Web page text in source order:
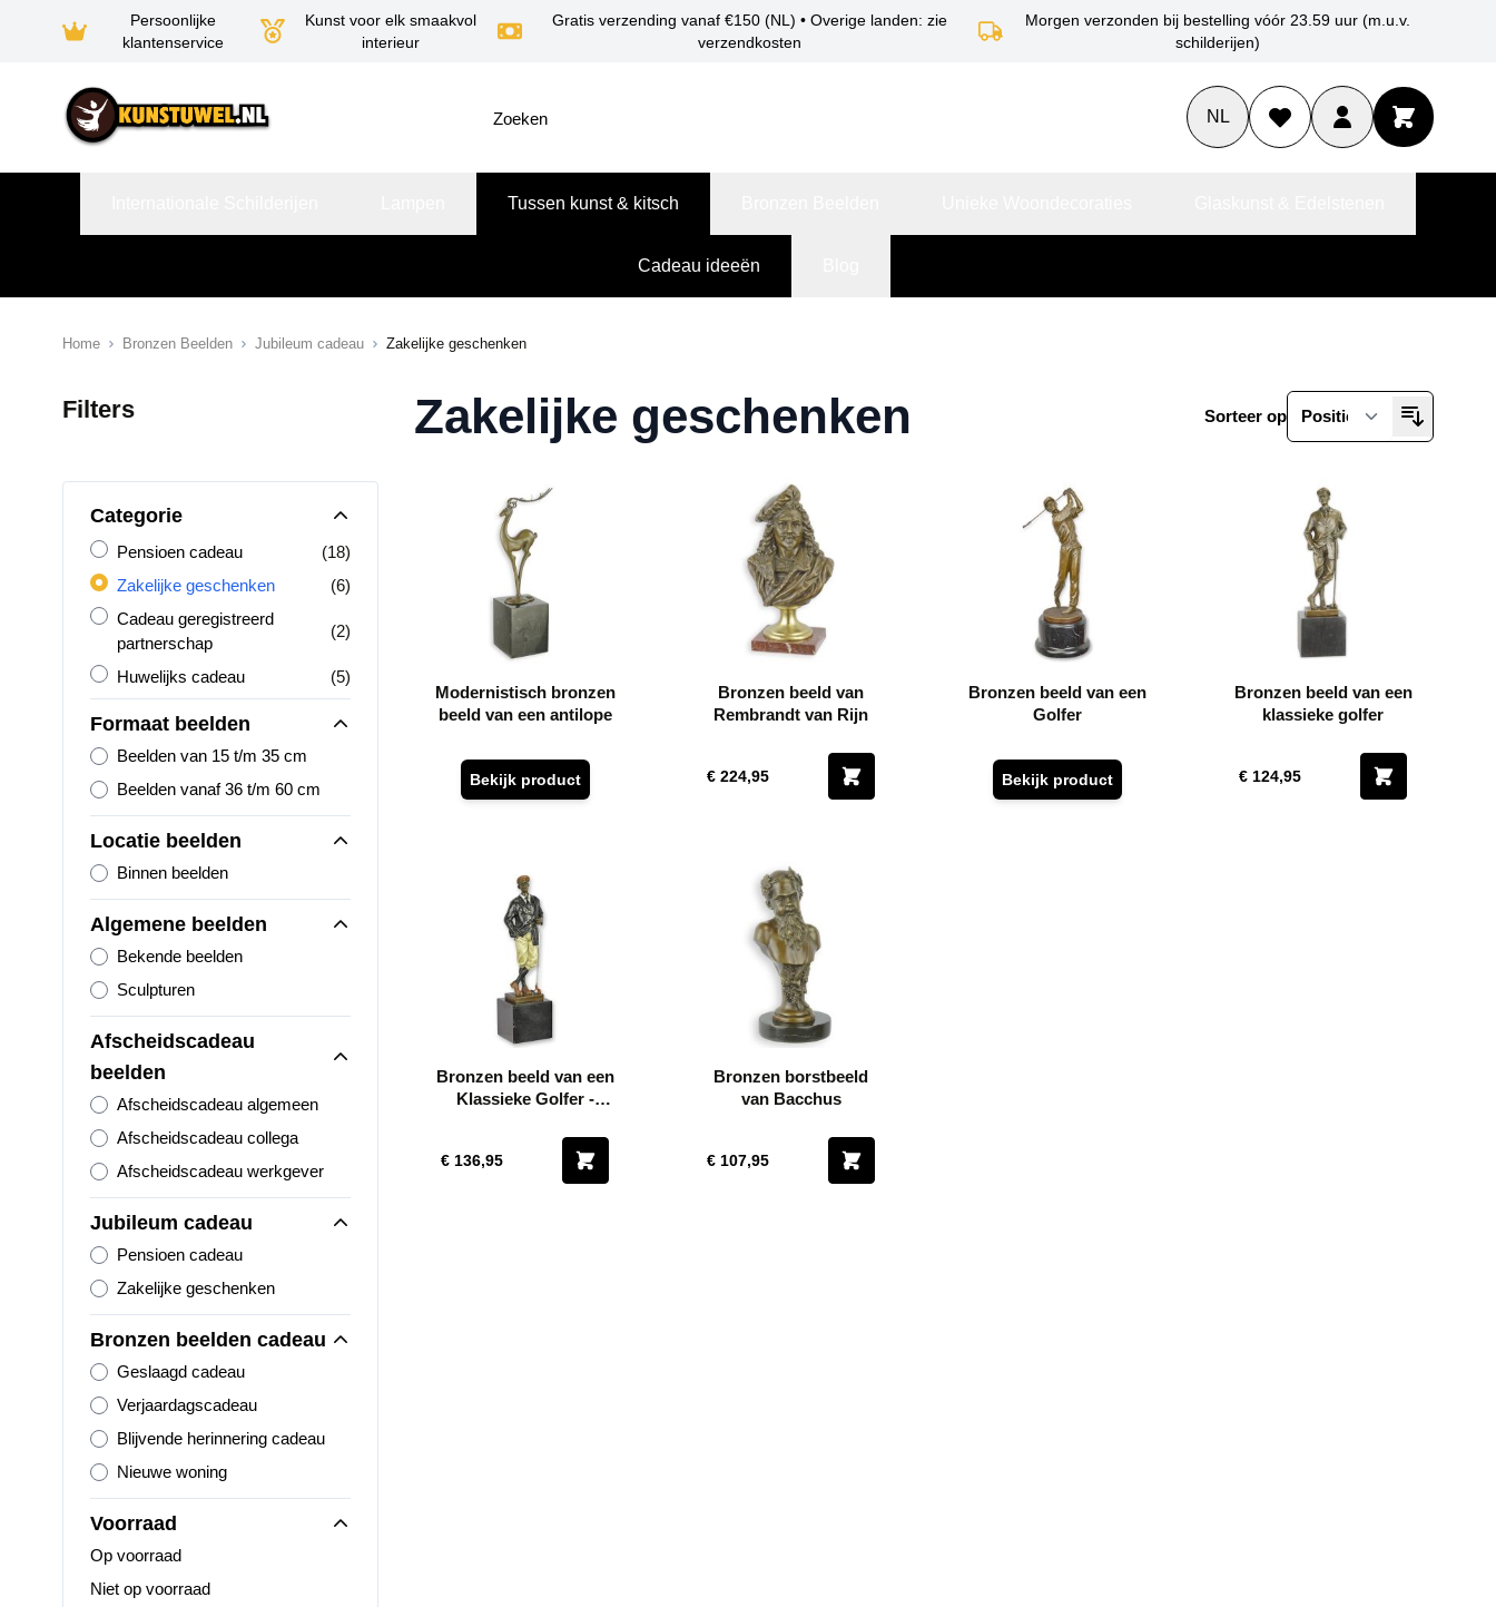
Persoonlijke
klantenservice
Kunst voor elk smaakvol
interieur
Gratis verzending vanaf €150 (NL) • Overige landen: zie
verzendkosten
Morgen verzonden bij bestelling vóór 23.59 uur (m.u.v.
schilderijen)
NL
Tussen kunst & kitsch
Cadeau ideeën
Home Bronzen Beelden Jubileum cadeau Zakelijke geschenken
Filters
Categorie
Pensioen cadeau
Pensioen cadeau (18)
Zakelijke geschenken
Zakelijke geschenken (6)
Cadeau geregistreerd partnerschap
Cadeau geregistreerd
partnerschap
(2)
Huwelijks cadeau
Huwelijks cadeau (5)
Formaat beelden
Beelden van 15 t/m 35 cm
Beelden vanaf 36 t/m 60 cm
Locatie beelden
Binnen beelden
Algemene beelden
Bekende beelden
Sculpturen
Afscheidscadeau
beelden
Afscheidscadeau algemeen
Afscheidscadeau collega
Afscheidscadeau werkgever
Jubileum cadeau
Pensioen cadeau
Zakelijke geschenken
Bronzen beelden cadeau
Geslaagd cadeau
Verjaardagscadeau
Blijvende herinnering cadeau
Nieuwe woning
Voorraad
Op voorraad
Niet op voorraad
Zakelijke geschenken Sorteer op
Modernistisch bronzen
beeld van een antilope
Bekijk product
Bronzen beeld van
Rembrandt van Rijn
€ 224,95
Bronzen beeld van een
Golfer
Bekijk product
Bronzen beeld van een
klassieke golfer
€ 124,95
Bronzen beeld van een
Klassieke Golfer -
€ 136,95
Bronzen borstbeeld
van Bacchus
€ 107,95